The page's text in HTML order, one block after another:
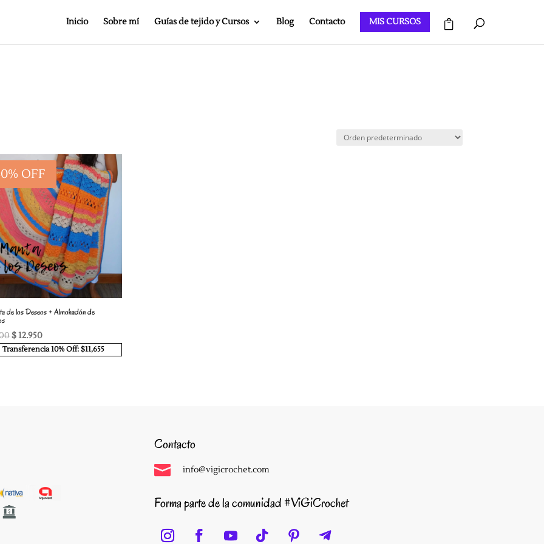
Inicio Sobre mí Guías de tejido y Cursos Blog Contacto MIS CURSOS
OFF
de los Deseos + Almohadón de
El
precio
$12.950El
precio
Transferencia 10% Off: $11,655
Contacto
 info@vigicrochet.com
Forma parte de la comunidad #ViGiCrochet